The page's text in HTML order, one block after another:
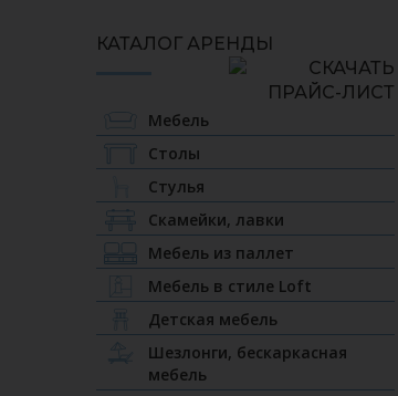
КАТАЛОГ АРЕНДЫ
Мебель
Столы
Стулья
Скамейки, лавки
Мебель из паллет
Мебель в стиле Loft
Детская мебель
Шезлонги, бескаркасная
мебель